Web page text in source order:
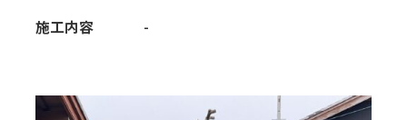
下水道接続工事
施工内容 -